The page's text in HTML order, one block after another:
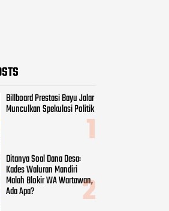
Billboard Prestasi Bayu Jalar
Munculkan Spekulasi Politik
Ditanya Soal Dana Desa:
Kades Waluran Mandiri
Malah Blokir WA Wartawan,
Ada Apa?